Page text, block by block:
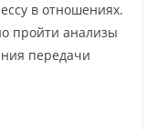
в отношениях.
пройти анализы
передачи